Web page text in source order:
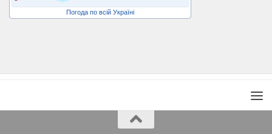
Погода по всій Україні